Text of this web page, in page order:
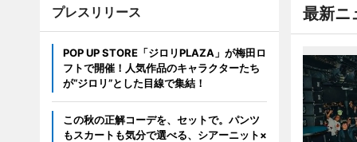
最新ニ
プレスリリース
POP UP STORE「ジロリPLAZA」が梅田ロ
フトで開催！人気作品のキャラクターたち
が“ジロリ”とした目線で集結！
この秋の正解コーデを、セットで。パンツ
もスカートも気分で選べる、シアーニット×